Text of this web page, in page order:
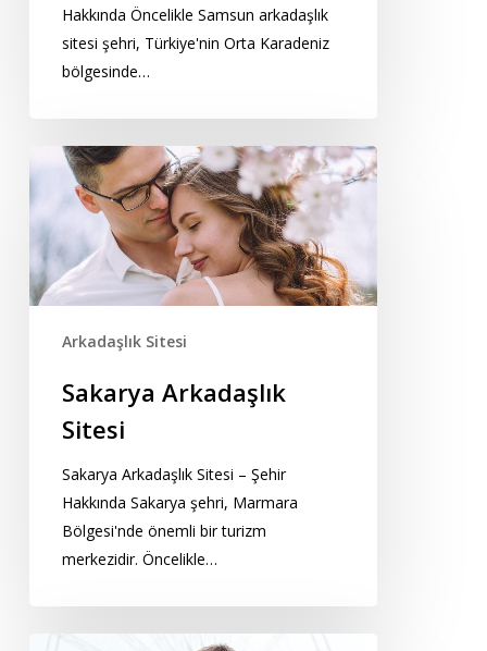
Hakkında Öncelikle Samsun arkadaşlık
sitesi şehri, Türkiye'nin Orta Karadeniz
bölgesinde…
Sakarya
Arkadaşlık
Arkadaşlık Sitesi
Sakarya Arkadaşlık
Sitesi
Sakarya Arkadaşlık Sitesi – Şehir
Hakkında Sakarya şehri, Marmara
Bölgesi'nde önemli bir turizm
merkezidir. Öncelikle…